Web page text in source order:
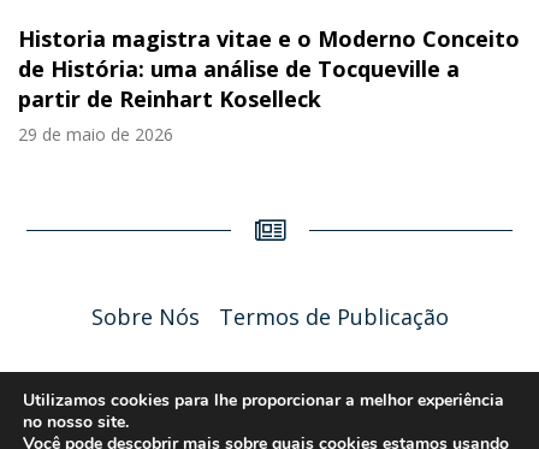
Historia magistra vitae e o Moderno Conceito
de História: uma análise de Tocqueville a
partir de Reinhart Koselleck
29 de maio de 2026
Sobre Nós Termos de Publicação
Liceu Online 2026 - Política de Privacidade
Utilizamos cookies para lhe proporcionar a melhor experiência
no nosso site.
Você pode descobrir mais sobre quais cookies estamos usando